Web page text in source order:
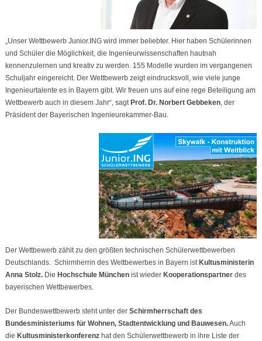
„Unser Wettbewerb Junior.ING wird immer beliebter. Hier haben Schülerinnen
und Schüler die Möglichkeit, die Ingenieurwissenschaften hautnah
kennenzulernen und kreativ zu werden. 155 Modelle wurden im vergangenen
Schuljahr eingereicht. Der Wettbewerb zeigt eindrucksvoll, wie viele junge
Ingenieurtalente es in Bayern gibt. Wir freuen uns auf eine rege Beteiligung am
Wettbewerb auch in diesem Jahr“, sagt Prof. Dr. Norbert Gebbeken, der
Präsident der Bayerischen Ingenieurekammer-Bau.
Der Wettbewerb zählt zu den größten technischen Schülerwettbewerben
Deutschlands. Schirmherrin des Wettbewerbes in Bayern ist Kultusministerin
Anna Stolz.Die Hochschule Münchenist wieder Kooperationspartner des
bayerischen Wettbewerbes.
Der Bundeswettbewerb steht unter der Schirmherrschaft des
Bundesministeriums für Wohnen, Stadtentwicklung und Bauwesen.Auch
die Kultusministerkonferenz hat den Schülerwettbewerb in ihre Liste der